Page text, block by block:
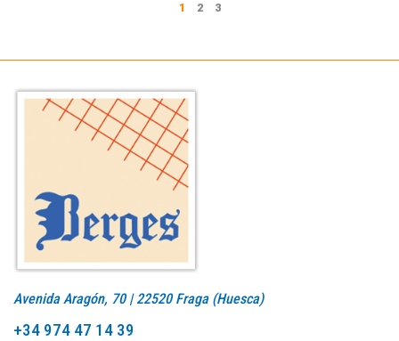
1 2 3
Avenida Aragón, 70 | 22520 Fraga (Huesca)
+34 974 47 14 39